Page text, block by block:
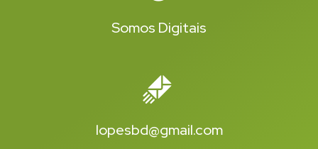
Somos Digitais
lopesbd@gmail.com